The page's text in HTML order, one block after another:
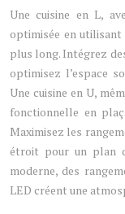
Une cuisine en L,
optimisée en
plus long. Intégrez
optimisez l’espace
Une cuisine en U,
fonctionnelle en
Maximisez les
étroit pour un plan
moderne, des
LED créent une